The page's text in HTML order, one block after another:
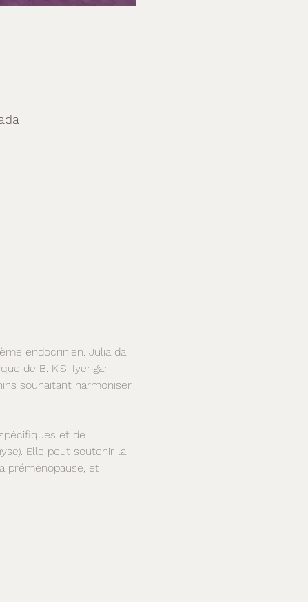
endocrinien. Julia da
de B. K.S. Iyengar
souhaitant harmoniser
et de
Elle peut soutenir la
préménopause, et